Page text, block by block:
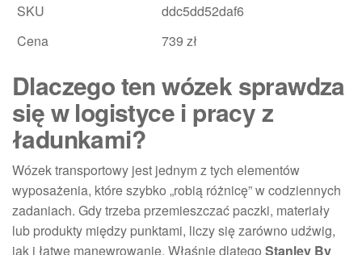
SKU
ddc5dd52daf6
Cena
739 zł
Dlaczego ten wózek sprawdza
się w logistyce i pracy z
ładunkami?
Wózek transportowy jest jednym z tych elementów
wyposażenia, które szybko „robią różnicę” w codziennych
zadaniach. Gdy trzeba przemieszczać paczki, materiały
lub produkty między punktami, liczy się zarówno udźwig,
jak i łatwe manewrowanie. Właśnie dlatego Stanley By